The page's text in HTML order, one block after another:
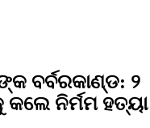
ବର୍ବରକାଣ୍ଡ: ୨
କଲେ ନିର୍ମମ ହତ୍ୟା